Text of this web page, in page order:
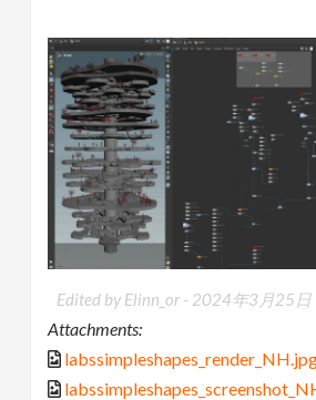
Edited by Elinn_or - 2024年3月25日
Attachments: